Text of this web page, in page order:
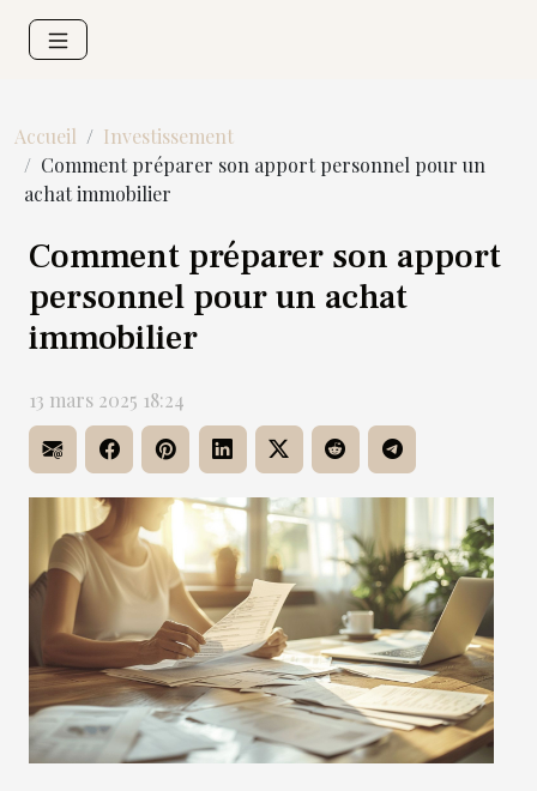
Accueil
Investissement
Comment préparer son apport personnel pour un
achat immobilier
Comment préparer son apport
personnel pour un achat
immobilier
13 mars 2025 18:24